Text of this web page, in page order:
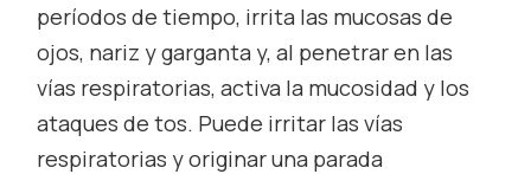
períodos de tiempo, irrita las mucosas de
ojos, nariz y garganta y, al penetrar en las
vías respiratorias, activa la mucosidad y los
ataques de tos. Puede irritar las vías
respiratorias y originar una parada